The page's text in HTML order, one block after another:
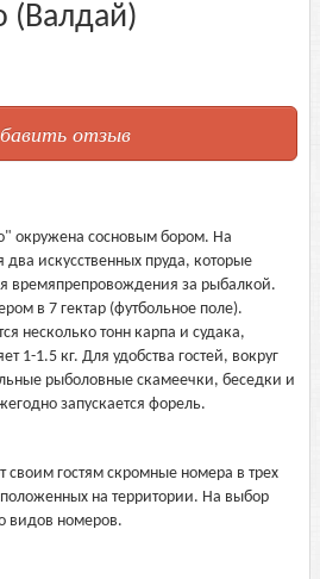
(Валдай)
отзыв
окружена сосновым бором. На
два искусственных пруда, которые
времяпрепровождения за рыбалкой.
в 7 гектар (футбольное поле).
несколько тонн карпа и судака,
1-1.5 кг. Для удобства гостей, вокруг
рыболовные скамеечки, беседки и
запускается форель.
своим гостям скромные номера в трех
на территории. На выбор
видов номеров.